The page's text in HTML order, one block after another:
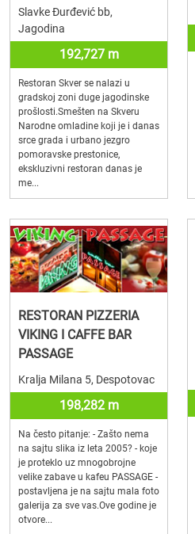
Slavke Đurđević bb,
Jagodina
192,727 m
Restoran Skver se nalazi u
gradskoj zoni duge jagodinske
prošlosti.Smešten na Skveru
Narodne omladine koji je i danas
srce grada i urbano jezgro
pomoravske prestonice,
ekskluzivni restoran danas je
me...
RESTORAN PIZZERIA
VIKING I CAFFE BAR
PASSAGE
Kralja Milana 5, Despotovac
198,282 m
Na često pitanje: - Zašto nema
na sajtu slika iz leta 2005? - koje
je proteklo uz mnogobrojne
velike zabave u kafeu PASSAGE -
postavljena je na sajtu mala foto
galerija za sve vas.Ove godine je
otvore...